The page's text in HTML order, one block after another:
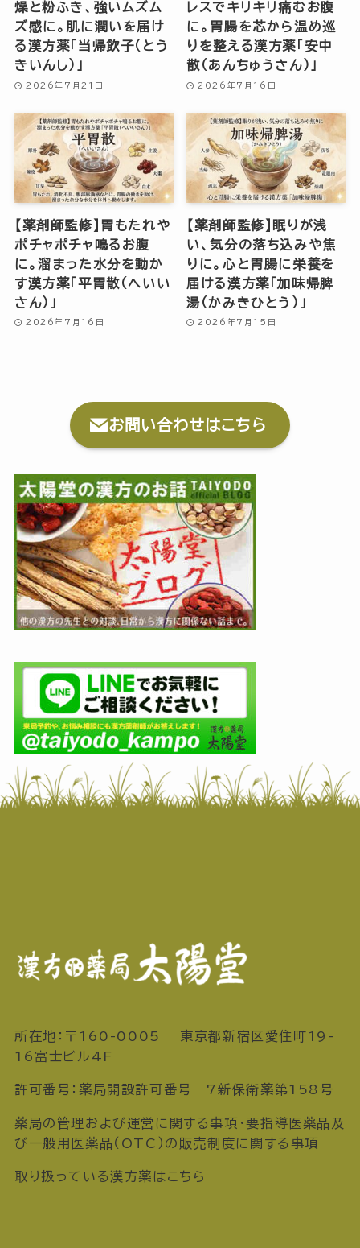
燥と粉ふき、強いムズム
ズ感に。肌に潤いを届け
る漢方薬「当帰飲子（とう
きいんし）」
2026年7月21日
レスでキリキリ痛むお腹
に。胃腸を芯から温め巡
りを整える漢方薬「安中
散（あんちゅうさん）」
2026年7月16日
【薬剤師監修】胃もたれや
ポチャポチャ鳴るお腹
に。溜まった水分を動か
す漢方薬「平胃散（へいい
さん）」
2026年7月16日
【薬剤師監修】眠りが浅
い、気分の落ち込みや焦
りに。心と胃腸に栄養を
届ける漢方薬「加味帰脾
湯（かみきひとう）」
2026年7月15日
お問い合わせはこちら
所在地：〒160-0005 東京都新宿区愛住町19-
16富士ビル4F
許可番号：薬局開設許可番号 7新保衛薬第158号
薬局の管理および運営に関する事項・要指導医薬品及
び一般用医薬品（OTC）の販売制度に関する事項
取り扱っている漢方薬はこちら